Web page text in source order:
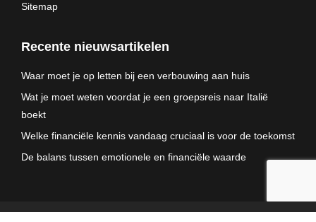
Sitemap
Recente nieuwsartikelen
Waar moet je op letten bij een verbouwing aan huis
Wat je moet weten voordat je een groepsreis naar Italië
boekt
Welke financiële kennis vandaag cruciaal is voor de toekomst
De balans tussen emotionele en financiële waarde